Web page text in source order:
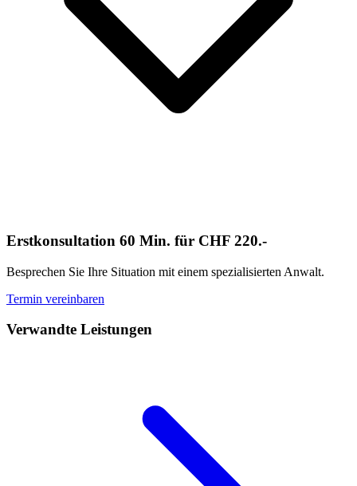
Erstkonsultation 60 Min. für CHF 220.-
Besprechen Sie Ihre Situation mit einem spezialisierten Anwalt.
Termin vereinbaren
Verwandte Leistungen